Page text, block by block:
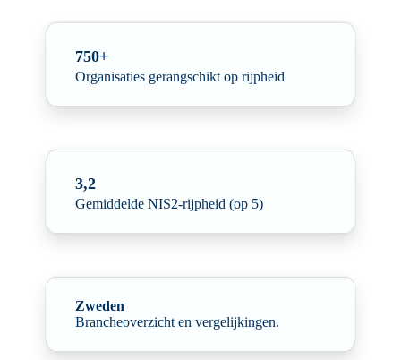
750+
Organisaties gerangschikt op rijpheid
3,2
Gemiddelde NIS2-rijpheid (op 5)
Zweden
Brancheoverzicht en vergelijkingen.